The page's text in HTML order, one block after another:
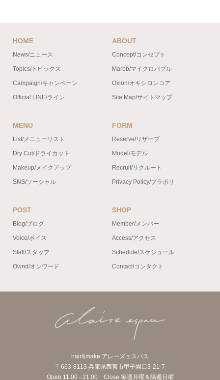
HOME
News/ニュース
Topics/トピックス
Campaign/キャンペーン
Official LINE/ライン
ABOUT
Concept/コンセプト
Marbb/マイクロバブル
Oxlon/オキシロンコア
Site Map/サイトマップ
MENU
List/メニューリスト
Dry Cut/ドライカット
Makeup/メイクアップ
SNS/ソーシャル
FORM
Reserve/リザーブ
Model/モデル
Recruit/リクルート
Privacy Policy/プラポリ
POST
Blog/ブログ
Voice/ボイス
Staff/スタッフ
Ownd/オンワード
SHOP
Member/メンバー
Access/アクセス
Schedule/スケジュール
Contact/コンタクト
hair&make アレーズエスパス
〒663-8113 兵庫県西宮市甲子園口3-21-7
Open 11:00 - 21:00 Close 毎週月曜＆隔週日曜